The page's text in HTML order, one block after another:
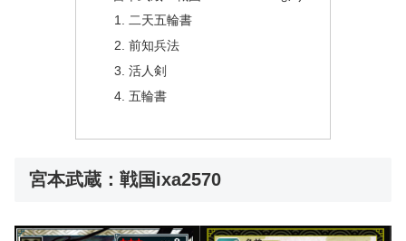
二天五輪書
前知兵法
活人剣
五輪書
宮本武蔵：戦国ixa2570